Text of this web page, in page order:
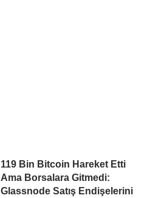
119 Bin Bitcoin Hareket Etti
Ama Borsalara Gitmedi:
Glassnode Satış Endişelerini